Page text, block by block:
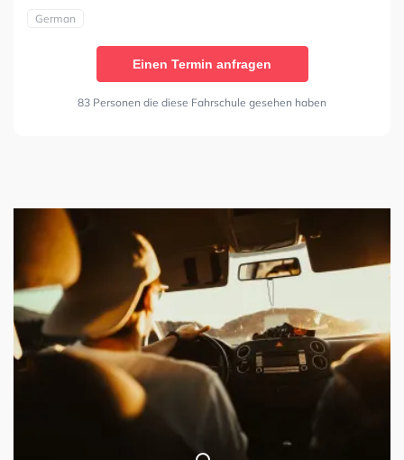
German
Einen Termin anfragen
83 Personen die diese Fahrschule gesehen haben